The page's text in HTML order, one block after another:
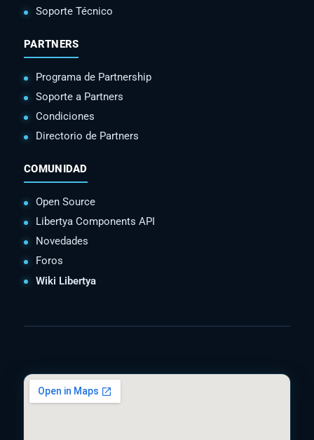
Soporte Técnico
PARTNERS
Programa de Partnership
Soporte a Partners
Condiciones
Directorio de Partners
COMUNIDAD
Open Source
Libertya Components API
Novedades
Foros
Wiki Libertya